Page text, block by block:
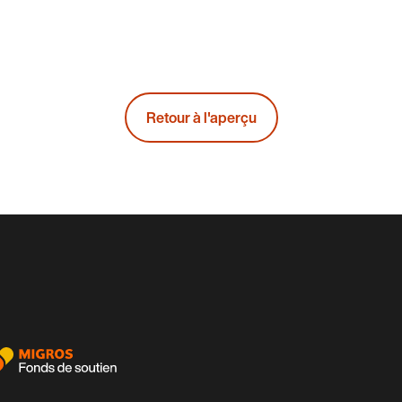
Retour à l'aperçu